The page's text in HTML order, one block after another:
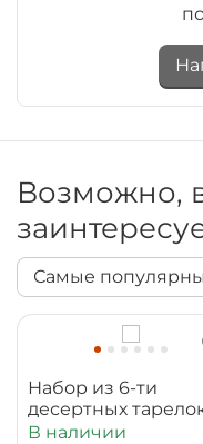
Возможно,
Самые
Набор из 6-ти
десертных
см WL‑880100‑JV/6C
В наличии